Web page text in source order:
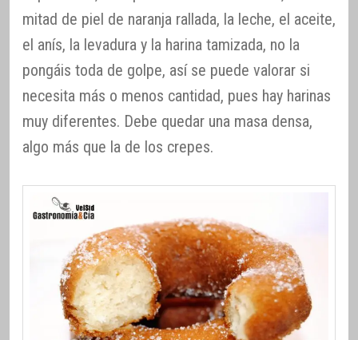
mitad de piel de naranja rallada, la leche, el aceite,
el anís, la levadura y la harina tamizada, no la
pongáis toda de golpe, así se puede valorar si
necesita más o menos cantidad, pues hay harinas
muy diferentes. Debe quedar una masa densa,
algo más que la de los crepes.